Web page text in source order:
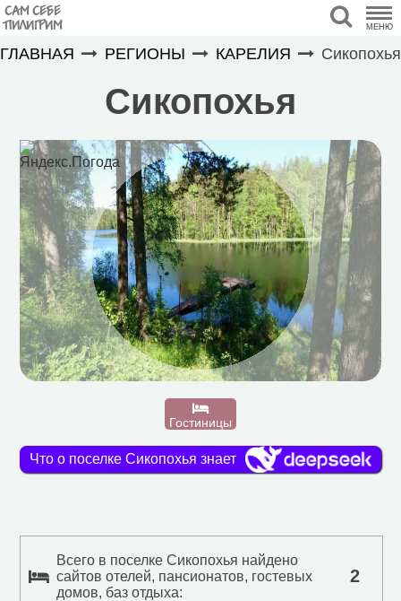
САМ СЕБЕ
ПИЛИГРИМ МЕНЮ
ГЛАВНАЯ РЕГИОНЫ КАРЕЛИЯ Сикопохья
Сикопохья
Гостиницы
Что о поселке Сикопохья знает
Всего в поселке Сикопохья найдено
сайтов отелей, пансионатов, гостевых
домов, баз отдыха:
2